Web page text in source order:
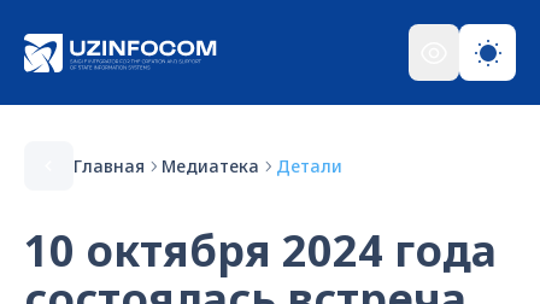
Главная Медиатека Детали
10 октября 2024 года